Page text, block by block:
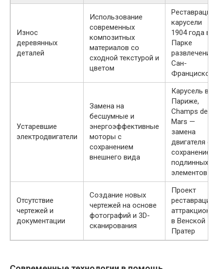
Износ
деревянных
деталей
Использование
современных
композитных
материалов со
сходной текстурой и
цветом
Реставрация
карусели
1904 года в
Парке
развлечений
Сан-
Франциско
Устаревшие
электродвигатели
Замена на
бесшумные и
энергоэффективные
моторы с
сохранением
внешнего вида
Карусель в
Париже,
Champs de
Mars —
замена
двигателя с
сохранением
подлинных
элементов
Отсутствие
чертежей и
документации
Создание новых
чертежей на основе
фотографий и 3D-
сканирования
Проект
реставрации
аттракциона
в Венской
Пратер